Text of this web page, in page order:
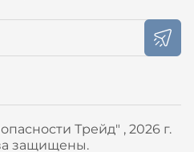
Трейд" , 2026 г.
защищены.